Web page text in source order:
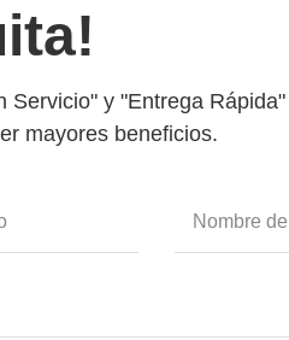
y "Entrega
mayores beneficios.